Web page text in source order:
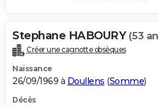
Stephane HABOURY (53
Créer une cagnotte obsèques
Naissance
26/09/1969 à Doullens (Somme)
Décès